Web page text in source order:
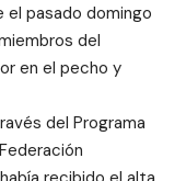
el pasado domingo
del
en el pecho y
del Programa